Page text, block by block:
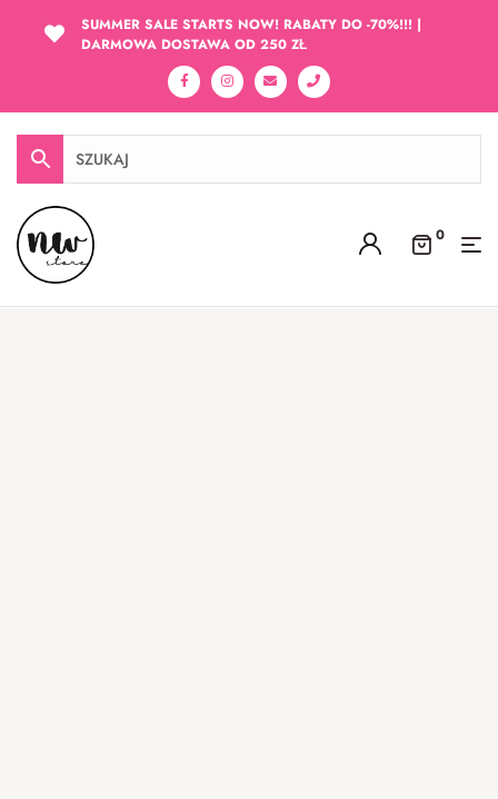
SUMMER SALE STARTS NOW! RABATY DO -70%!!! |
DARMOWA DOSTAWA OD 250 ZŁ
0